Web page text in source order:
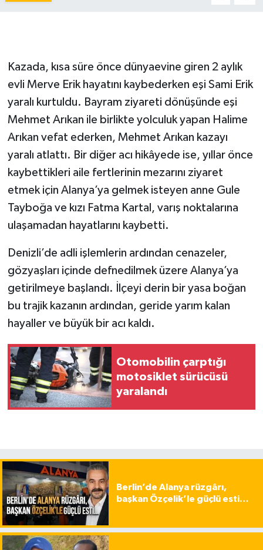
Kazada, kısa süre önce dünyaevine giren 2 aylık
evli Merve Erik hayatını kaybederken eşi Sami Erik
yaralı kurtuldu. Bayram ziyareti dönüşünde eşi
Mehmet Arıkan ile birlikte yolculuk yapan Halime
Arıkan vefat ederken, Mehmet Arıkan kazayı
yaralı atlattı. Bir diğer acı hikâyede ise, yıllar önce
kaybettikleri aile fertlerinin mezarını ziyaret
etmek için Alanya’ya gelmek isteyen anne Gule
Tayboğa ve kızı Fatma Kartal, varış noktalarına
ulaşamadan hayatlarını kaybetti.
Denizli’de adli işlemlerin ardından cenazeler,
gözyaşları içinde defnedilmek üzere Alanya’ya
getirilmeye başlandı. İlçeyi derin bir yasa boğan
bu trajik kazanın ardından, geride yarım kalan
hayaller ve büyük bir acı kaldı.
Otomobilin çarptığı
motosiklet sürücüsü
yaralandı
Berlin’de Alanya rüzgârı,
başkan Özçelik’le güçlü esti…